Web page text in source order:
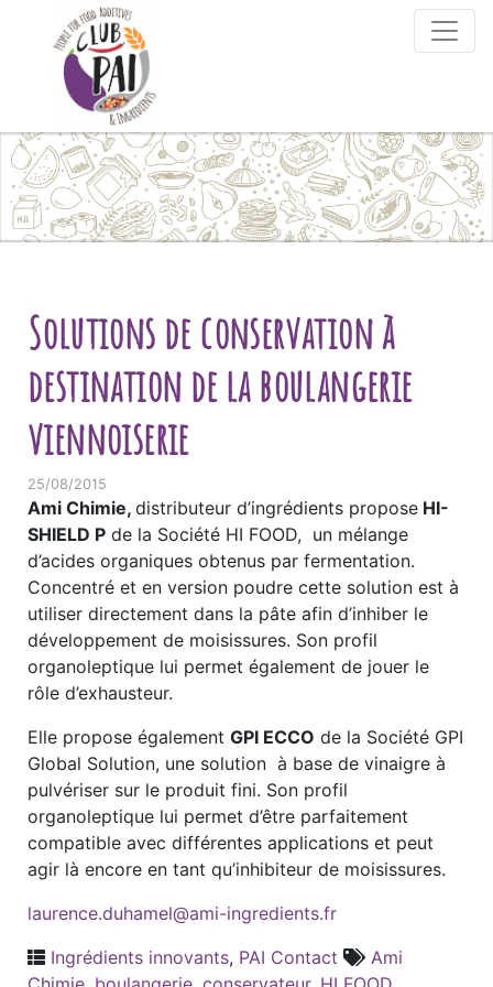
Skip to content
Solutions de conservation à
destination de la boulangerie
viennoiserie
25/08/2015
Ami Chimie, distributeur d’ingrédients propose HI-
SHIELD P de la Société HI FOOD, un mélange
d’acides organiques obtenus par fermentation.
Concentré et en version poudre cette solution est à
utiliser directement dans la pâte afin d’inhiber le
développement de moisissures. Son profil
organoleptique lui permet également de jouer le
rôle d’exhausteur.
Elle propose également GPI ECCO de la Société GPI
Global Solution, une solution à base de vinaigre à
pulvériser sur le produit fini. Son profil
organoleptique lui permet d’être parfaitement
compatible avec différentes applications et peut
agir là encore en tant qu’inhibiteur de moisissures.
laurence.duhamel@ami-ingredients.fr
Ingrédients innovants, PAI Contact
Ami